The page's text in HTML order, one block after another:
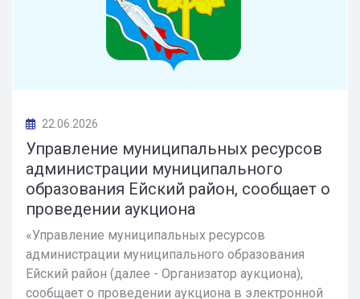
22.06.2026
Управление муниципальных ресурсов
администрации муниципального
образования Ейский район, сообщает о
проведении аукциона
«Управление муниципальных ресурсов
администрации муниципального образования
Ейский район (далее - Организатор аукциона),
сообщает о проведении аукциона в электронной